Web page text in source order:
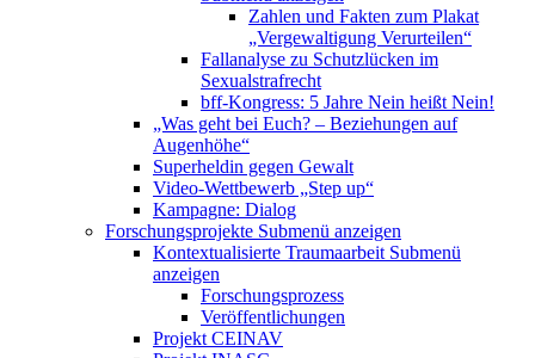
Zahlen und Fakten zum Plakat
„Vergewaltigung Verurteilen“
Fallanalyse zu Schutzlücken im
Sexualstrafrecht
bff-Kongress: 5 Jahre Nein heißt Nein!
„Was geht bei Euch? – Beziehungen auf
Augenhöhe“
Superheldin gegen Gewalt
Video-Wettbewerb „Step up“
Kampagne: Dialog
Forschungsprojekte Submenü anzeigen
Kontextualisierte Traumaarbeit Submenü
anzeigen
Forschungsprozess
Veröffentlichungen
Projekt CEINAV